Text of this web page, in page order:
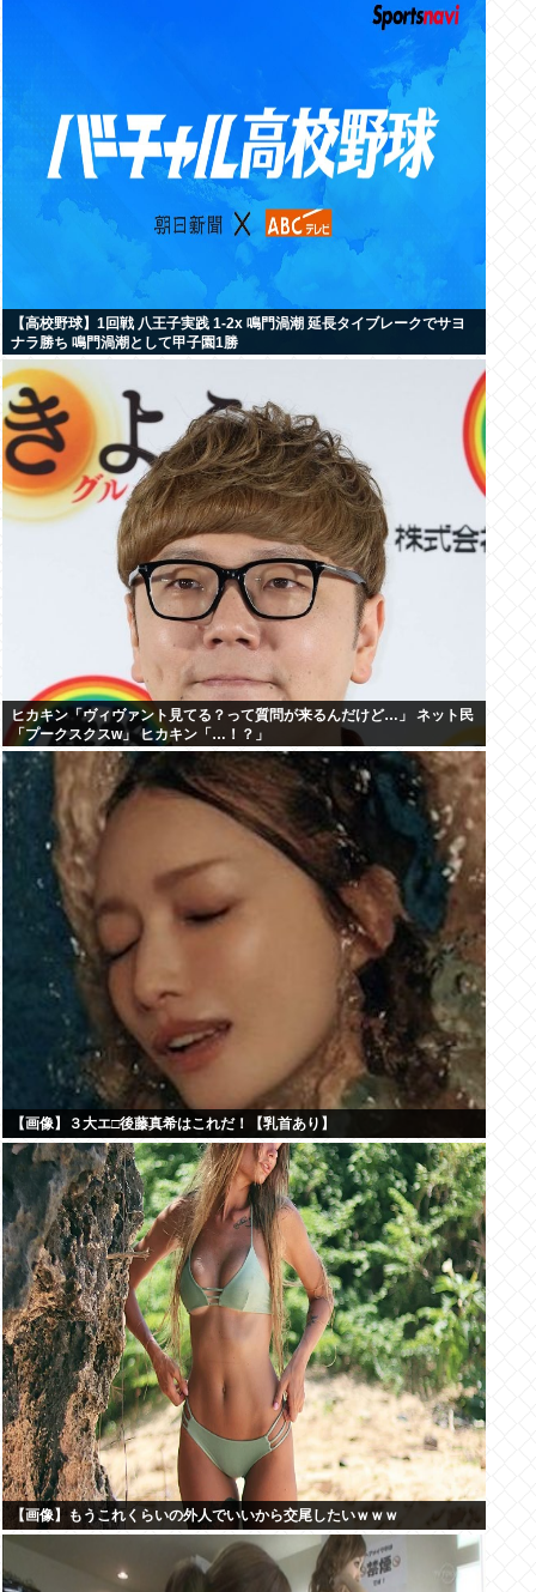
【高校野球】1回戦 八王子実践 1-2x 鳴門渦潮 延長タイブレークでサヨ
ナラ勝ち 鳴門渦潮として甲子園1勝
ヒカキン「ヴィヴァント見てる？って質問が来るんだけど…」 ネット民
「プークスクスw」 ヒカキン「…！？」
【画像】３大エ□後藤真希はこれだ！【乳首あり】
【画像】もうこれくらいの外人でいいから交尾したいｗｗｗ